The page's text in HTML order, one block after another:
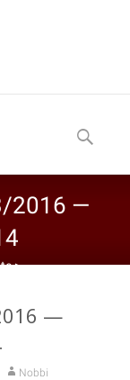
content
Suchen
nach:
2016 —
>
—
Nobbi